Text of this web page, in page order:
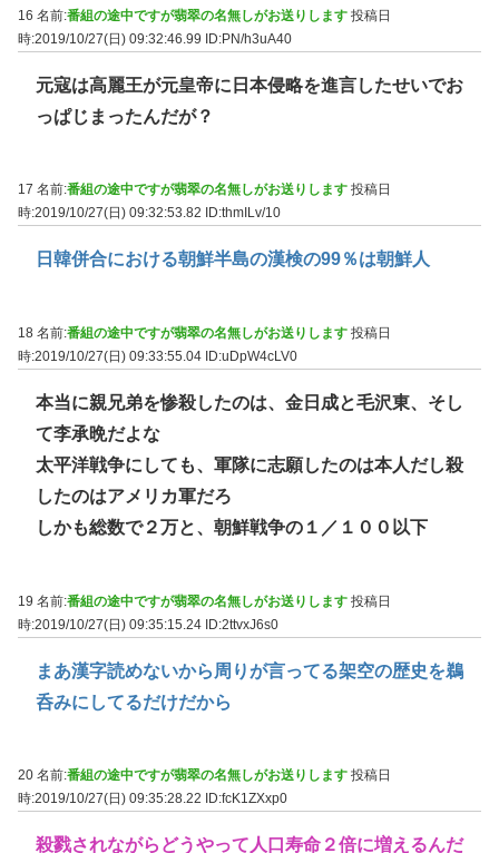
16 名前:番組の途中ですが翡翠の名無しがお送りします 投稿日
時:2019/10/27(日) 09:32:46.99 ID:PN/h3uA40
元寇は高麗王が元皇帝に日本侵略を進言したせいでお
っぱじまったんだが？
17 名前:番組の途中ですが翡翠の名無しがお送りします 投稿日
時:2019/10/27(日) 09:32:53.82
ID:thmILv/10
日韓併合における朝鮮半島の漢検の99％は朝鮮人
18 名前:番組の途中ですが翡翠の名無しがお送りします 投稿日
時:2019/10/27(日) 09:33:55.04 ID:uDpW4cLV0
本当に親兄弟を惨殺したのは、金日成と毛沢東、そし
て李承晩だよな
太平洋戦争にしても、軍隊に志願したのは本人だし殺
したのはアメリカ軍だろ
しかも総数で２万と、朝鮮戦争の１／１００以下
19 名前:番組の途中ですが翡翠の名無しがお送りします 投稿日
時:2019/10/27(日) 09:35:15.24 ID:2ttvxJ6s0
まあ漢字読めないから周りが言ってる架空の歴史を鵜
呑みにしてるだけだから
20 名前:番組の途中ですが翡翠の名無しがお送りします 投稿日
時:2019/10/27(日) 09:35:28.22
ID:fcK1ZXxp0
殺戮されながらどうやって人口寿命２倍に増えるんだ